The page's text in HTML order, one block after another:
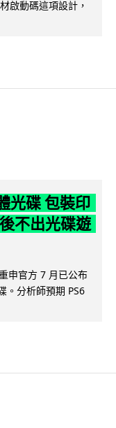
啟動碼這項設計，
光碟 包裝印
不出光碟遊
申官方 7 月已公布
。分析師預期 PS6